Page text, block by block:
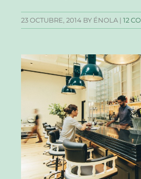
23 OCTUBRE, 2014 BY ÉNOLA |12